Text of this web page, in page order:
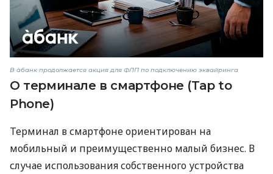
В àбанк продолжается акция для ФЛП по подключению эквайринга
О терминале в смартфоне (Tap to
Phone)
Терминал в смартфоне ориентирован на
мобильный и преимущественно малый бизнес. В
случае использования собственного устройства